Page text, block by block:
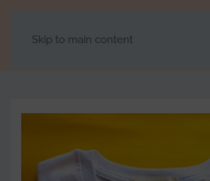
Skip to main content